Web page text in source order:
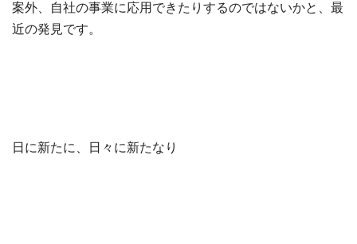
案外、自社の事業に応用できたりするのではないかと、最
近の発見です。
日に新たに、日々に新たなり